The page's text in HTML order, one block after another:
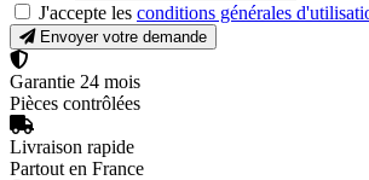
J'accepte les conditions générales
Envoyer votre demande
Garantie 24 mois
Pièces contrôlées
Livraison rapide
Partout en France